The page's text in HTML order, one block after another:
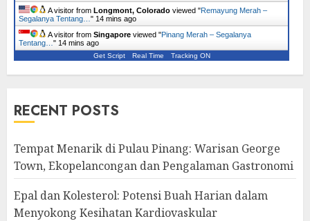
A visitor from Longmont, Colorado viewed "Remayung Merah –
Segalanya Tentang… " 14 mins ago
A visitor from Singapore viewed "Pinang Merah – Segalanya
Tentang… " 14 mins ago
Get Script Real Time Tracking ON
RECENT POSTS
Tempat Menarik di Pulau Pinang: Warisan George
Town, Ekopelancongan dan Pengalaman Gastronomi
Epal dan Kolesterol: Potensi Buah Harian dalam
Menyokong Kesihatan Kardiovaskular